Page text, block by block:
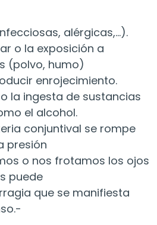
alérgicas,…).
o la exposición a
(polvo, humo)
enrojecimiento.
la ingesta de sustancias
el alcohol.
conjuntival se rompe
presión
o nos frotamos los ojos
puede
que se manifiesta